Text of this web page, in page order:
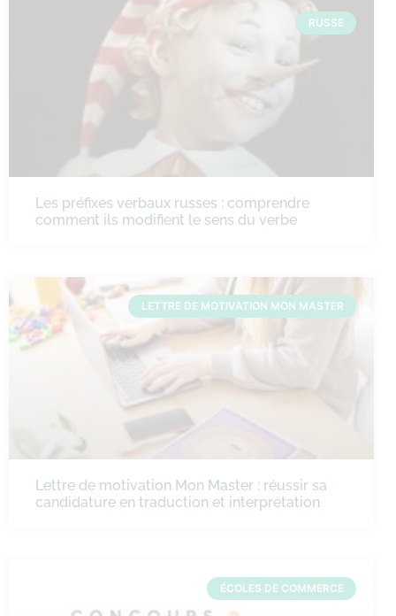
RUSSE
Les préfixes verbaux russes : comprendre
comment ils modifient le sens du verbe
LETTRE DE MOTIVATION MON MASTER
Lettre de motivation Mon Master : réussir sa
candidature en traduction et interprétation
ÉCOLES DE COMMERCE